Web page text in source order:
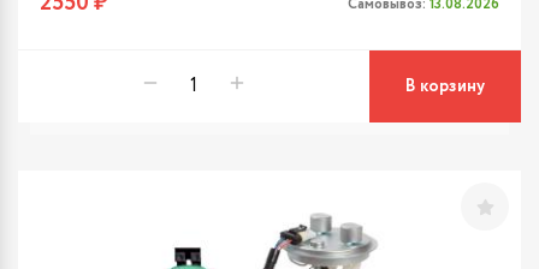
В корзину